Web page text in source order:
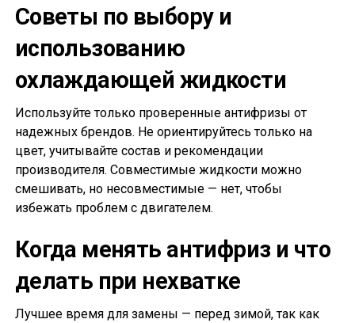
Советы по выбору и
использованию
охлаждающей жидкости
Используйте только проверенные антифризы от
надежных брендов. Не ориентируйтесь только на
цвет, учитывайте состав и рекомендации
производителя. Совместимые жидкости можно
смешивать, но несовместимые — нет, чтобы
избежать проблем с двигателем.
Когда менять антифриз и что
делать при нехватке
Лучшее время для замены — перед зимой, так как